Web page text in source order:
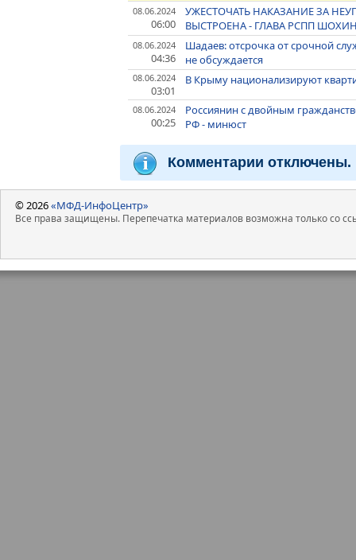
08.06.2024
06:00
УЖЕСТОЧАТЬ НАКАЗАНИЕ ЗА
ВЫСТРОЕНА - ГЛАВА РСПП
08.06.2024
04:36
Шадаев: отсрочка от срочной
не обсуждается
08.06.2024
03:01
В Крыму национализируют
08.06.2024
00:25
Россиянин с двойным
РФ - минюст
Комментарии отключены.
© 2026«МФД-ИнфоЦентр»
Все права защищены. Перепечатка материалов возможна только со